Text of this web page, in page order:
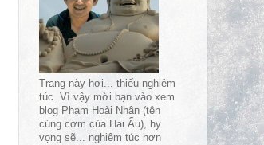
Trang này hơi... thiếu nghiêm
túc. Vì vậy mời bạn vào xem
blog Phạm Hoài Nhân (tên
cúng cơm của Hai Ẩu), hy
vọng sẽ... nghiêm túc hơn